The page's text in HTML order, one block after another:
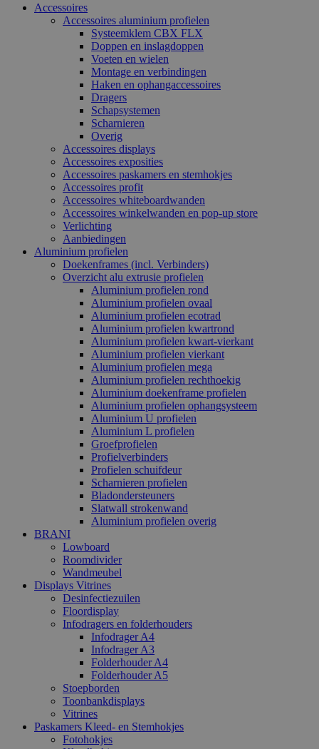
Accessoires
Accessoires aluminium profielen
Systeemklem CBX FLX
Doppen en inslagdoppen
Voeten en wielen
Montage en verbindingen
Haken en ophangaccessoires
Dragers
Schapsystemen
Scharnieren
Overig
Accessoires displays
Accessoires exposities
Accessoires paskamers en stemhokjes
Accessoires profit
Accessoires whiteboardwanden
Accessoires winkelwanden en pop-up store
Verlichting
Aanbiedingen
Aluminium profielen
Doekenframes (incl. Verbinders)
Overzicht alu extrusie profielen
Aluminium profielen rond
Aluminium profielen ovaal
Aluminium profielen ecotrad
Aluminium profielen kwartrond
Aluminium profielen kwart-vierkant
Aluminium profielen vierkant
Aluminium profielen mega
Aluminium profielen rechthoekig
Aluminium doekenframe profielen
Aluminium profielen ophangsysteem
Aluminium U profielen
Aluminium L profielen
Groefprofielen
Profielverbinders
Profielen schuifdeur
Scharnieren profielen
Bladondersteuners
Slatwall strokenwand
Aluminium profielen overig
BRANI
Lowboard
Roomdivider
Wandmeubel
Displays Vitrines
Desinfectiezuilen
Floordisplay
Infodragers en folderhouders
Infodrager A4
Infodrager A3
Folderhouder A4
Folderhouder A5
Stoepborden
Toonbankdisplays
Vitrines
Paskamers Kleed- en Stemhokjes
Fotohokjes